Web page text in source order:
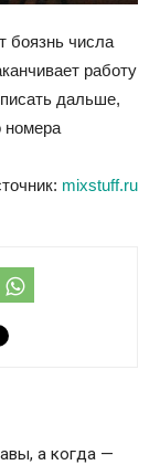
боязнь числа
работу
дальше,
номера
mixstuff.ru
а когда —